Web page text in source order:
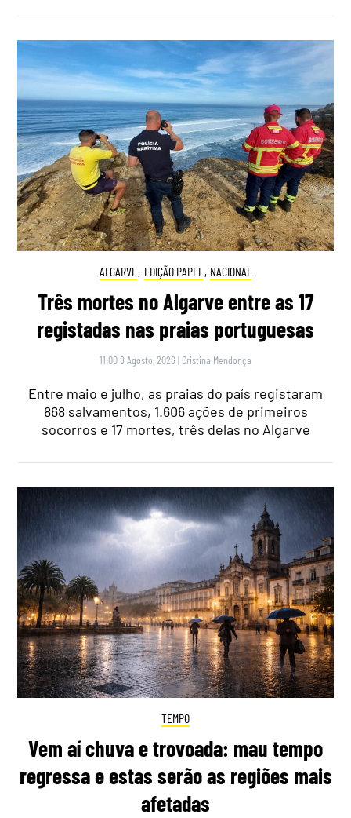
ALGARVE, EDIÇÃO PAPEL , NACIONAL
Três mortes no Algarve entre as 17
registadas nas praias portuguesas
11:00 8 Agosto, 2026 | Cristina Mendonça
Entre maio e julho, as praias do país registaram
868 salvamentos, 1.606 ações de primeiros
socorros e 17 mortes, três delas no Algarve
TEMPO
Vem aí chuva e trovoada: mau tempo
regressa e estas serão as regiões mais
afetadas